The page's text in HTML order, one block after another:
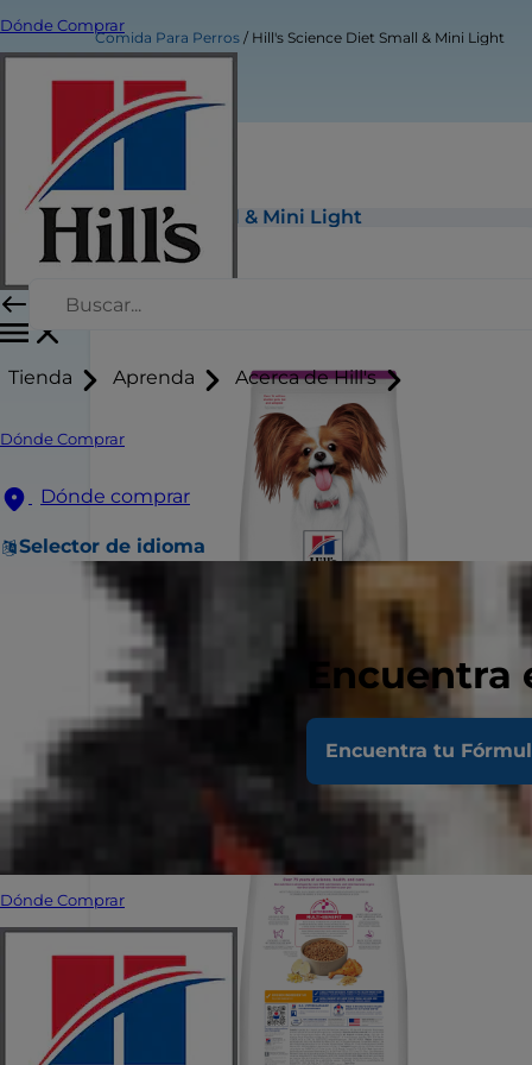
Dónde Comprar
Tienda Aprenda Acerca de Hill's
Dónde Comprar
Dónde comprar
Selector de idioma
Encuentra tu
Dónde Comprar
Comida Para Perros Hill's Science Diet Small & Mini Light
Hill's Science Diet Small & Mini Light